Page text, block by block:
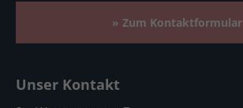
» Zum Kontaktformular
Unser Kontakt